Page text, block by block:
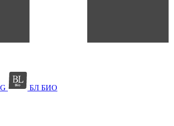
БЛ БИО